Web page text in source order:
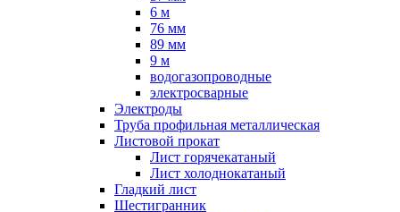
6 м
76 мм
89 мм
9 м
водогазопроводные
электросварные
Электроды
Труба профильная металлическая
Листовой прокат
Лист горячекатаный
Лист холоднокатаный
Гладкий лист
Шестигранник